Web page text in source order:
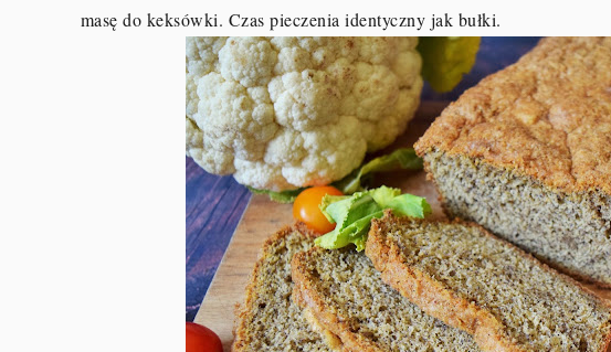
masę do keksówki. Czas pieczenia identyczny jak bułki.